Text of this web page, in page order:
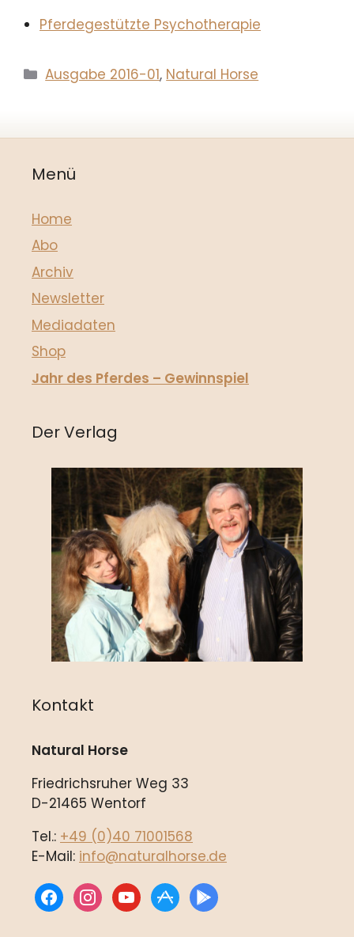
Pferdegestützte Psychotherapie
Kategorien
Ausgabe 2016-01, Natural Horse
Menü
Home
Abo
Archiv
Newsletter
Mediadaten
Shop
Jahr des Pferdes – Gewinnspiel
Der Verlag
Kontakt
Natural Horse
Friedrichsruher Weg 33
D-21465 Wentorf
Tel.: +49 (0)40 71001568
E-Mail: info@naturalhorse.de
facebookinstagramyoutubeappstore
play